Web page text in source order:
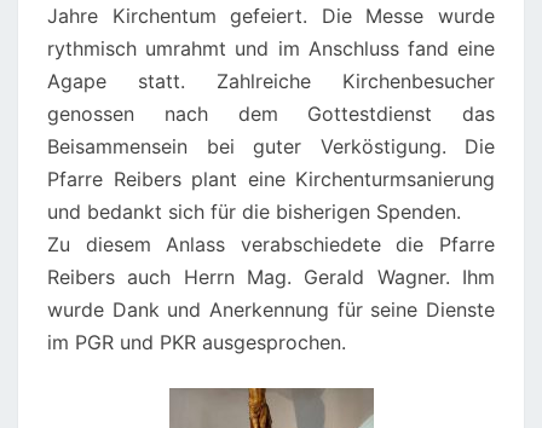
Jahre Kirchentum gefeiert. Die Messe wurde
rythmisch umrahmt und im Anschluss fand eine
Agape statt. Zahlreiche Kirchenbesucher
genossen nach dem Gottestdienst das
Beisammensein bei guter Verköstigung. Die
Pfarre Reibers plant eine Kirchenturmsanierung
und bedankt sich für die bisherigen Spenden.
Zu diesem Anlass verabschiedete die Pfarre
Reibers auch Herrn Mag. Gerald Wagner. Ihm
wurde Dank und Anerkennung für seine Dienste
im PGR und PKR ausgesprochen.